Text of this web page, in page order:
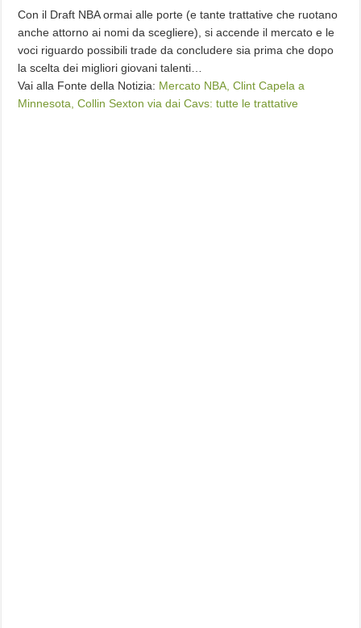
Con il Draft NBA ormai alle porte (e tante trattative che ruotano
anche attorno ai nomi da scegliere), si accende il mercato e le
voci riguardo possibili trade da concludere sia prima che dopo
la scelta dei migliori giovani talenti…
Vai alla Fonte della Notizia: Mercato NBA, Clint Capela a
Minnesota, Collin Sexton via dai Cavs: tutte le trattative